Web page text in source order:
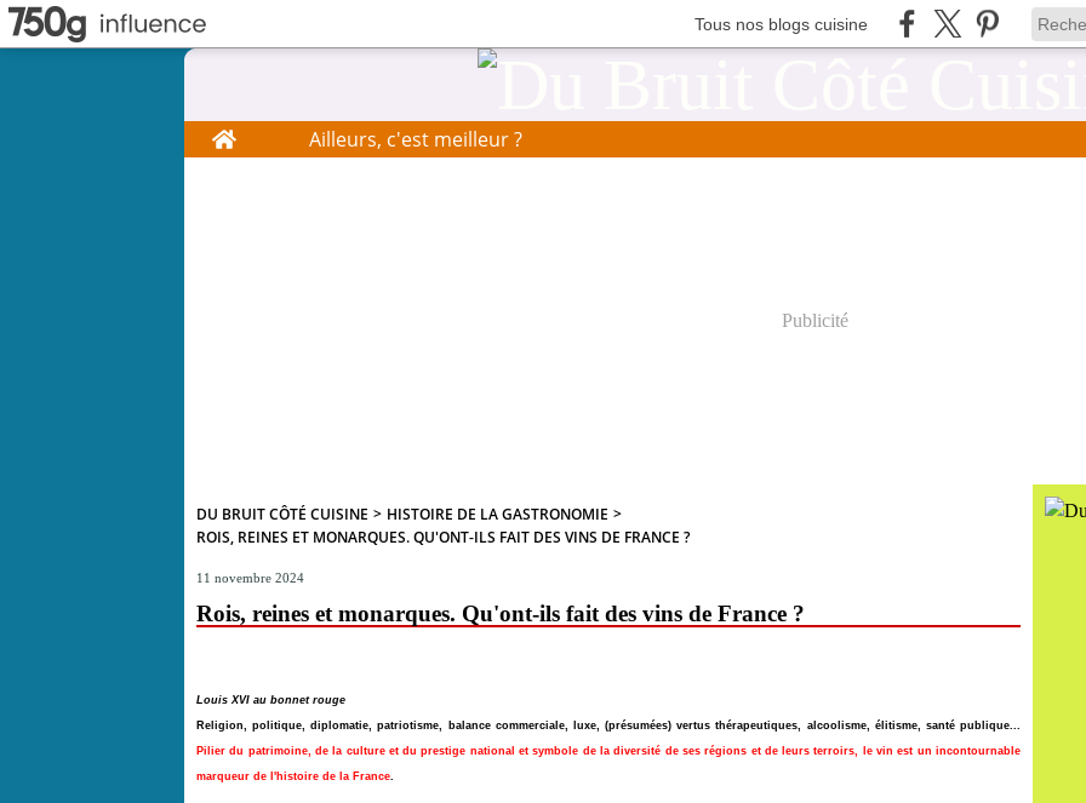
Tous nos blogs cuisine
Home Ailleurs, c'est meilleur ?
Publicité
DU BRUIT CÔTÉ CUISINE > HISTOIRE DE LA GASTRONOMIE >
ROIS, REINES ET MONARQUES. QU'ONT-ILS FAIT DES VINS DE FRANCE ?
11 novembre 2024
Rois, reines et monarques. Qu'ont-ils fait des vins de France ?
Louis XVI au bonnet rouge
Religion, politique, diplomatie, patriotisme, balance commerciale, luxe, (présumées) vertus thérapeutiques, alcoolisme, élitisme, santé publique...
Pilier du patrimoine, de la culture et du prestige national et symbole de la diversité de ses régions et de leurs terroirs, le vin est un incontournable
marqueur de l'histoire de la France.